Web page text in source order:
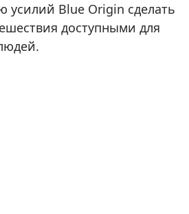
усилий Blue Origin сделать
доступными для